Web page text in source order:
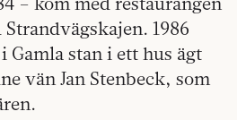
1986
Gamla stan i ett hus ägt
vän Jan Stenbeck, som